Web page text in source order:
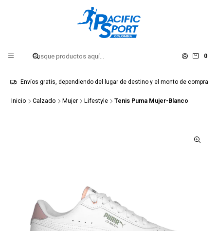
0
Envíos gratis, dependiendo del lugar de destino y el monto de compra
Inicio Calzado Mujer Lifestyle Tenis Puma Mujer-Blanco